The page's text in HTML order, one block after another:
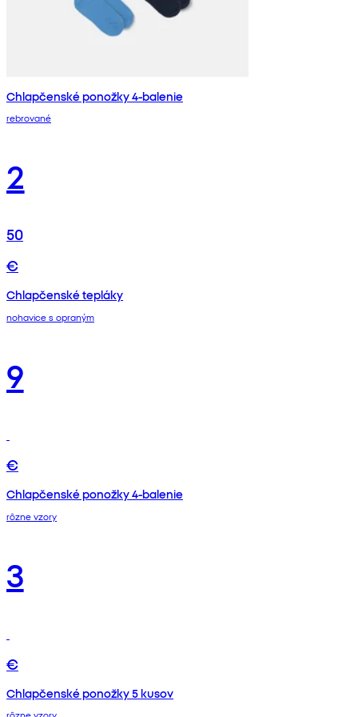
Chlapčenské ponožky 4-balenie
rebrované
2
50
€
Chlapčenské tepláky
nohavice s opraným
9
€
Chlapčenské ponožky 4-balenie
rôzne vzory
3
€
Chlapčenské ponožky 5 kusov